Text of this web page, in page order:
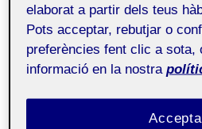
Fabricació digital
Acabem la Pràctica Final, i
elaborat a partir dels teus
Pots acceptar, rebutjar o
preferències fent clic a sota,
informació en la nostra